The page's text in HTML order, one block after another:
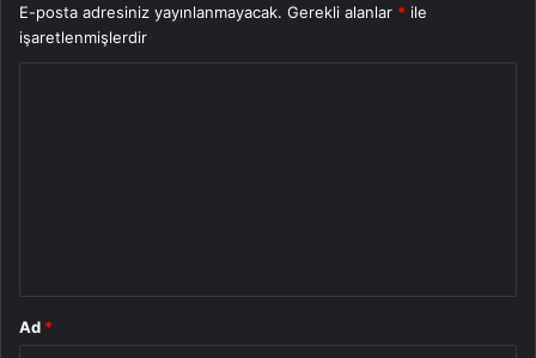
E-posta adresiniz yayınlanmayacak. Gerekli alanlar * ile
işaretlenmişlerdir
Ad *